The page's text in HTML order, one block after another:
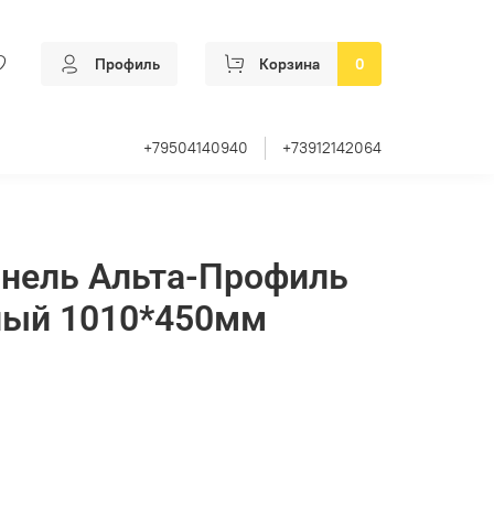
Профиль Корзина 0
+79504140940 +73912142064
Альта-Профиль
1010*450мм